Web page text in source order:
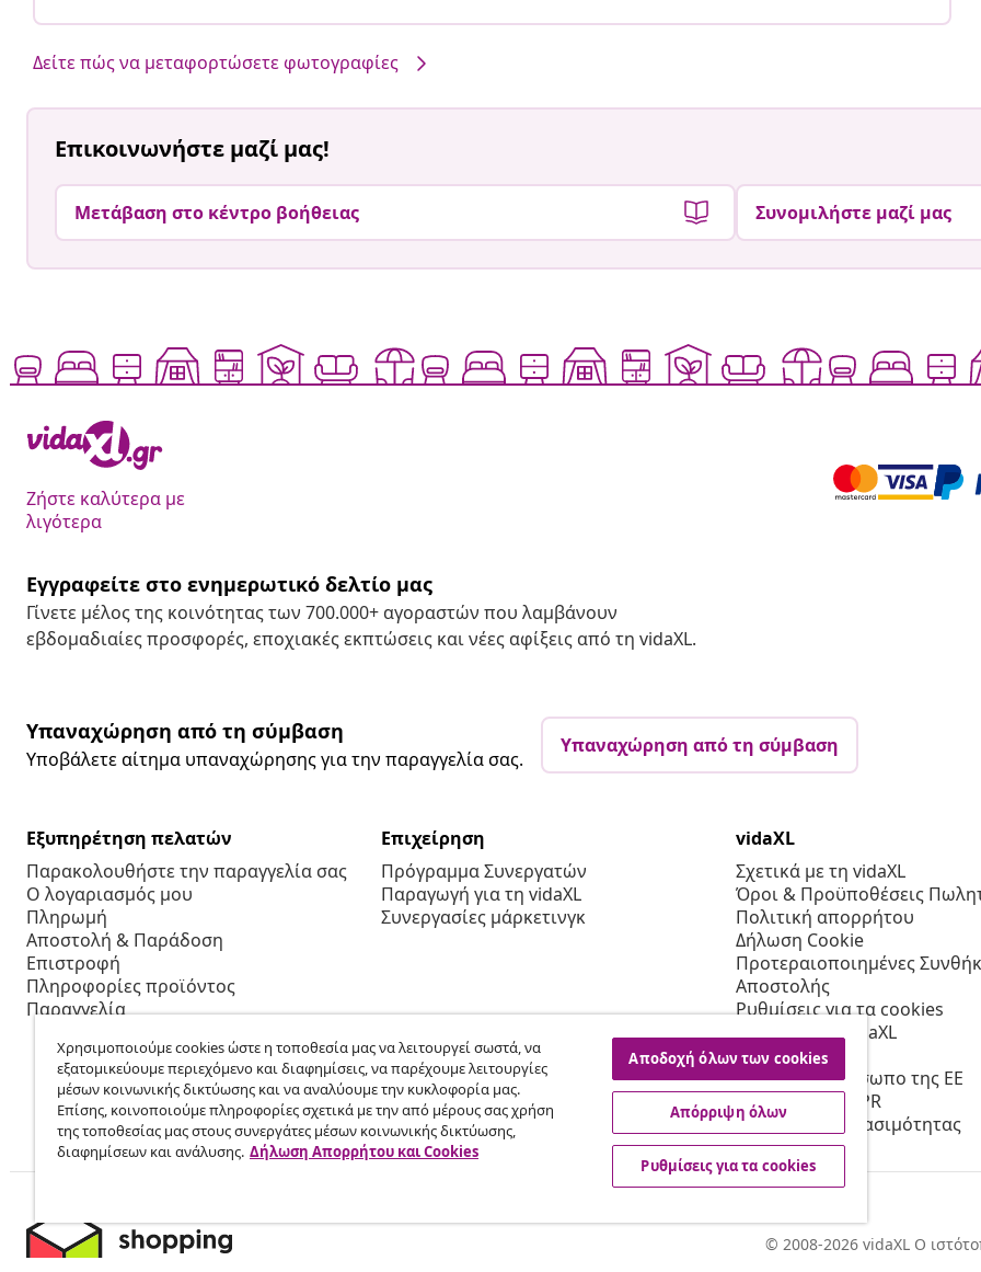
Δείτε πώς να μεταφορτώσετε φωτογραφίες
Επικοινωνήστε μαζί μας!
Μετάβαση στο κέντρο βοήθειας Συνομιλήστε μαζί μας
Ζήστε καλύτερα με
λιγότερα
Εγγραφείτε στο ενημερωτικό δελτίο μας
Γίνετε μέλος της κοινότητας των 700.000+ αγοραστών που λαμβάνουν
εβδομαδιαίες προσφορές, εποχιακές εκπτώσεις και νέες αφίξεις από τη vidaXL.
Υπαναχώρηση από τη σύμβαση
Υποβάλετε αίτημα υπαναχώρησης για την παραγγελία σας.
Υπαναχώρηση από τη σύμβαση
Εξυπηρέτηση πελατών
Παρακολουθήστε την παραγγελία σας
Ο λογαριασμός μου
Πληρωμή
Αποστολή & Παράδοση
Επιστροφή
Πληροφορίες προϊόντος
Παραγγελία
Επιχείρηση
Πρόγραμμα Συνεργατών
Παραγωγή για τη vidaXL
Συνεργασίες μάρκετινγκ
vidaXL
Σχετικά με τη vidaXL
Όροι & Προϋποθέσεις
Πολιτική απορρήτου
Δήλωση Cookie
Προτεραιοποιημένες
Αποστολής
Ρυθμίσεις για τα cookies
Εργασία στη vidaXL
Ασφαλείας
Υπεύθυνο πρόσωπο της ΕΕ
Πολιτική της EPR
Δήλωση προσβασιμότητας
© 2008-2026 vidaXL Ο
Χρησιμοποιούμε cookies ώστε η τοποθεσία μας να λειτουργεί σωστά, να
εξατομικεύουμε περιεχόμενο και διαφημίσεις, να παρέχουμε λειτουργίες
μέσων κοινωνικής δικτύωσης και να αναλύουμε την κυκλοφορία μας.
Επίσης, κοινοποιούμε πληροφορίες σχετικά με την από μέρους σας χρήση
της τοποθεσίας μας στους συνεργάτες μέσων κοινωνικής δικτύωσης,
διαφημίσεων και ανάλυσης. Δήλωση Απορρήτου και Cookies
Αποδοχή όλων των cookies
Απόρριψη όλων
Ρυθμίσεις για τα cookies